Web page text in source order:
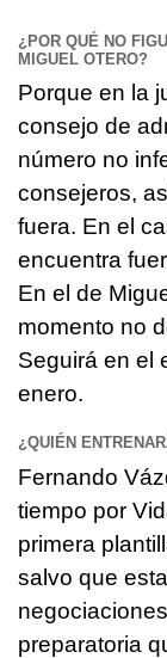
¿POR QUÉ NO
MIGUEL OTERO?
Porque en la
consejo de
número no
consejeros,
fuera. En el
encuentra
En el de
momento no
Seguirá en el
enero.
¿QUIÉN
Fernando
tiempo por
primera
salvo que
preparatoria